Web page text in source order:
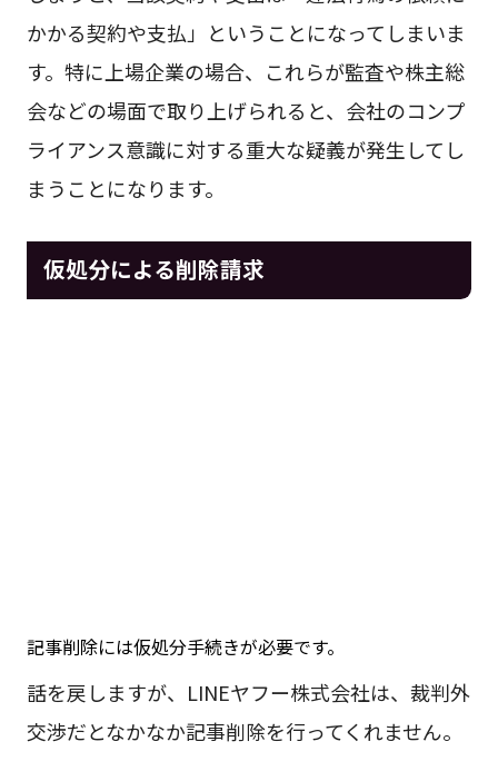
かかる契約や支払」ということになってしまいま
す。特に上場企業の場合、これらが監査や株主総
会などの場面で取り上げられると、会社のコンプ
ライアンス意識に対する重大な疑義が発生してし
まうことになります。
仮処分による削除請求
記事削除には仮処分手続きが必要です。
話を戻しますが、LINEヤフー株式会社は、裁判外
交渉だとなかなか記事削除を行ってくれません。